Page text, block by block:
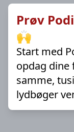
Prøv
🙌
Start med
opdag
samme,
lydbøger